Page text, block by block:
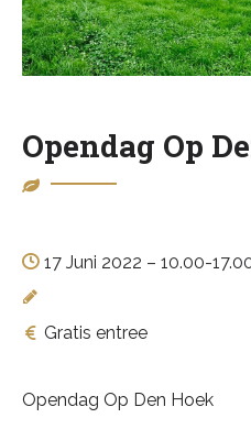
Opendag Op
17 Juni 2022 – 10.00-
Gratis entree
Opendag Op Den Hoek